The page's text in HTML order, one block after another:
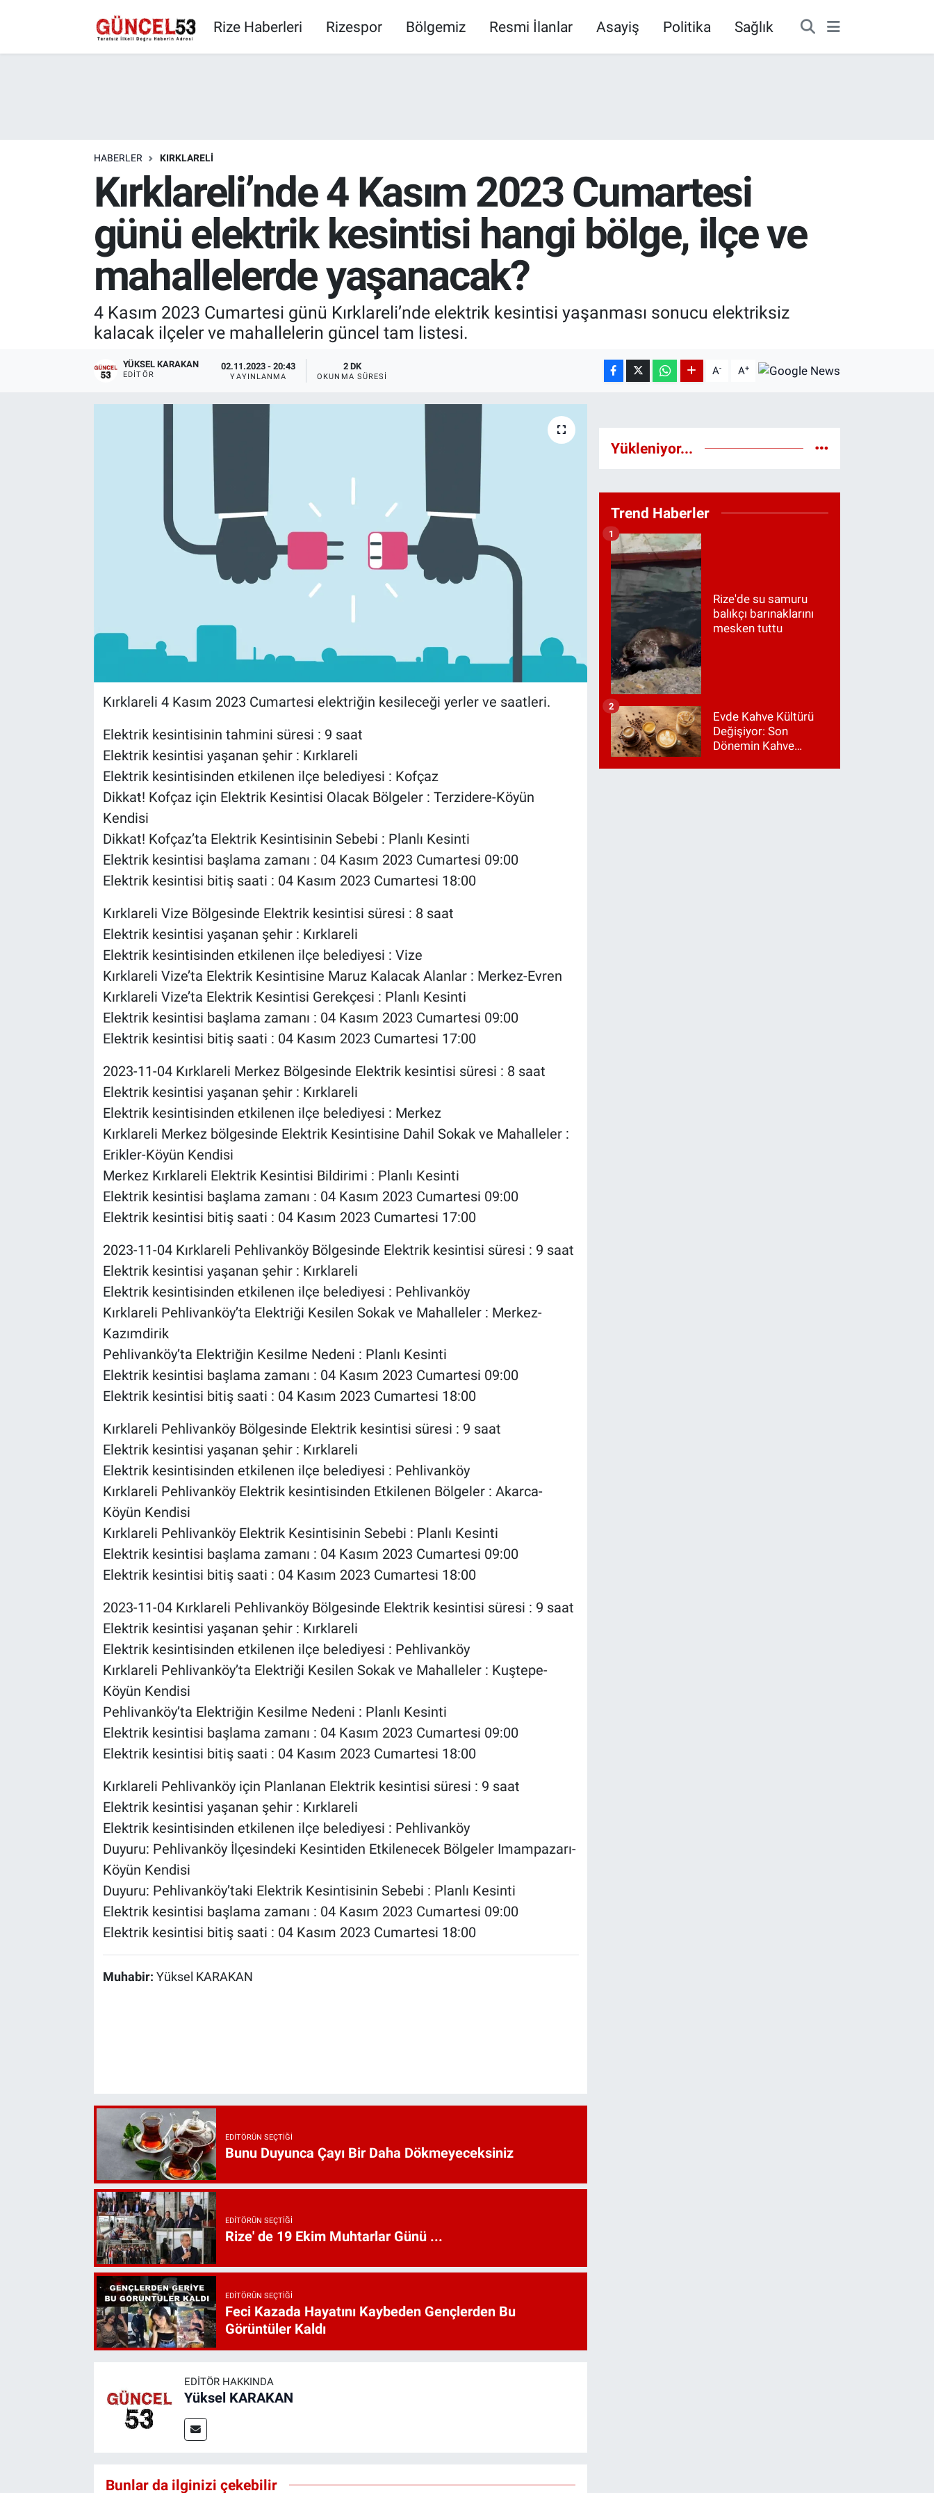
Rize Haberleri Rizespor Bölgemiz Resmi İlanlar Asayiş Politika Sağlık
HABERLER KIRKLARELI
Kırklareli’nde 4 Kasım 2023 Cumartesi
günü elektrik kesintisi hangi bölge, ilçe ve
mahallelerde yaşanacak?
4 Kasım 2023 Cumartesi günü Kırklareli’nde elektrik kesintisi yaşanması sonucu elektriksiz
kalacak ilçeler ve mahallelerin güncel tam listesi.
YÜKSEL KARAKAN
EDITÖR
02.11.2023 - 20:43
YAYINLANMA
2 DK
OKUNMA SÜRESI A- A+
Kırklareli 4 Kasım 2023 Cumartesi elektriğin kesileceği yerler ve saatleri.
Elektrik kesintisinin tahmini süresi : 9 saat
Elektrik kesintisi yaşanan şehir : Kırklareli
Elektrik kesintisinden etkilenen ilçe belediyesi : Kofçaz
Dikkat! Kofçaz için Elektrik Kesintisi Olacak Bölgeler : Terzidere-Köyün
Kendisi
Dikkat! Kofçaz’ta Elektrik Kesintisinin Sebebi : Planlı Kesinti
Elektrik kesintisi başlama zamanı : 04 Kasım 2023 Cumartesi 09:00
Elektrik kesintisi bitiş saati : 04 Kasım 2023 Cumartesi 18:00
Kırklareli Vize Bölgesinde Elektrik kesintisi süresi : 8 saat
Elektrik kesintisi yaşanan şehir : Kırklareli
Elektrik kesintisinden etkilenen ilçe belediyesi : Vize
Kırklareli Vize’ta Elektrik Kesintisine Maruz Kalacak Alanlar : Merkez-Evren
Kırklareli Vize’ta Elektrik Kesintisi Gerekçesi : Planlı Kesinti
Elektrik kesintisi başlama zamanı : 04 Kasım 2023 Cumartesi 09:00
Elektrik kesintisi bitiş saati : 04 Kasım 2023 Cumartesi 17:00
2023-11-04 Kırklareli Merkez Bölgesinde Elektrik kesintisi süresi : 8 saat
Elektrik kesintisi yaşanan şehir : Kırklareli
Elektrik kesintisinden etkilenen ilçe belediyesi : Merkez
Kırklareli Merkez bölgesinde Elektrik Kesintisine Dahil Sokak ve Mahalleler :
Erikler-Köyün Kendisi
Merkez Kırklareli Elektrik Kesintisi Bildirimi : Planlı Kesinti
Elektrik kesintisi başlama zamanı : 04 Kasım 2023 Cumartesi 09:00
Elektrik kesintisi bitiş saati : 04 Kasım 2023 Cumartesi 17:00
2023-11-04 Kırklareli Pehlivanköy Bölgesinde Elektrik kesintisi süresi : 9 saat
Elektrik kesintisi yaşanan şehir : Kırklareli
Elektrik kesintisinden etkilenen ilçe belediyesi : Pehlivanköy
Kırklareli Pehlivanköy’ta Elektriği Kesilen Sokak ve Mahalleler : Merkez-
Kazımdirik
Pehlivanköy’ta Elektriğin Kesilme Nedeni : Planlı Kesinti
Elektrik kesintisi başlama zamanı : 04 Kasım 2023 Cumartesi 09:00
Elektrik kesintisi bitiş saati : 04 Kasım 2023 Cumartesi 18:00
Kırklareli Pehlivanköy Bölgesinde Elektrik kesintisi süresi : 9 saat
Elektrik kesintisi yaşanan şehir : Kırklareli
Elektrik kesintisinden etkilenen ilçe belediyesi : Pehlivanköy
Kırklareli Pehlivanköy Elektrik kesintisinden Etkilenen Bölgeler : Akarca-
Köyün Kendisi
Kırklareli Pehlivanköy Elektrik Kesintisinin Sebebi : Planlı Kesinti
Elektrik kesintisi başlama zamanı : 04 Kasım 2023 Cumartesi 09:00
Elektrik kesintisi bitiş saati : 04 Kasım 2023 Cumartesi 18:00
2023-11-04 Kırklareli Pehlivanköy Bölgesinde Elektrik kesintisi süresi : 9 saat
Elektrik kesintisi yaşanan şehir : Kırklareli
Elektrik kesintisinden etkilenen ilçe belediyesi : Pehlivanköy
Kırklareli Pehlivanköy’ta Elektriği Kesilen Sokak ve Mahalleler : Kuştepe-
Köyün Kendisi
Pehlivanköy’ta Elektriğin Kesilme Nedeni : Planlı Kesinti
Elektrik kesintisi başlama zamanı : 04 Kasım 2023 Cumartesi 09:00
Elektrik kesintisi bitiş saati : 04 Kasım 2023 Cumartesi 18:00
Kırklareli Pehlivanköy için Planlanan Elektrik kesintisi süresi : 9 saat
Elektrik kesintisi yaşanan şehir : Kırklareli
Elektrik kesintisinden etkilenen ilçe belediyesi : Pehlivanköy
Duyuru: Pehlivanköy İlçesindeki Kesintiden Etkilenecek Bölgeler Imampazarı-
Köyün Kendisi
Duyuru: Pehlivanköy’taki Elektrik Kesintisinin Sebebi : Planlı Kesinti
Elektrik kesintisi başlama zamanı : 04 Kasım 2023 Cumartesi 09:00
Elektrik kesintisi bitiş saati : 04 Kasım 2023 Cumartesi 18:00
Muhabir: Yüksel KARAKAN
EDITÖRÜN SEÇTIĞI
Bunu Duyunca Çayı Bir Daha Dökmeyeceksiniz
EDITÖRÜN SEÇTIĞI
Rize' de 19 Ekim Muhtarlar Günü ...
EDITÖRÜN SEÇTIĞI
Feci Kazada Hayatını Kaybeden Gençlerden Bu
Görüntüler Kaldı
EDITÖR HAKKINDA
Yüksel KARAKAN
Bunlar da ilginizi çekebilir
Yükleniyor...
Trend Haberler
Rize'de su samuru
balıkçı barınaklarını
mesken tuttu
1
Evde Kahve Kültürü
Değişiyor: Son
Dönemin Kahve
2